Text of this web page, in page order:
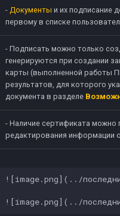
- Документы и их подписание
первому в списке
- Подписать можно только
генерируются при создании
карты (выполненной работы
результатов, для которого
документа в разделе
- Наличие сертификата можно
редактирования информации
![image.png](../